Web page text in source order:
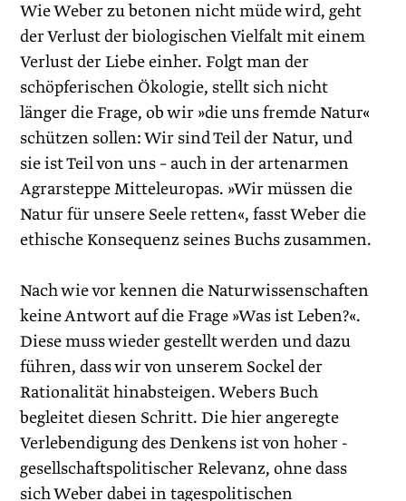
Wie Weber zu betonen nicht müde wird, geht
der Verlust der biologischen Vielfalt mit einem
Verlust der Liebe einher. Folgt man der
schöpferischen Ökologie, stellt sich nicht
länger die Frage, ob wir »die uns fremde Natur«
schützen sollen: Wir sind Teil der Natur, und
sie ist Teil von uns – auch in der artenarmen
Agrarsteppe Mitteleuropas. »Wir müssen die
Natur für unsere Seele retten«, fasst Weber die
ethische Konsequenz seines Buchs zusammen.
Nach wie vor kennen die Naturwissenschaften
keine Antwort auf die Frage »Was ist Leben?«.
Diese muss wieder gestellt werden und dazu
führen, dass wir von unserem Sockel der
Rationalität hinabsteigen. Webers Buch
begleitet diesen Schritt. Die hier angeregte
Verlebendigung des Denkens ist von hoher ­
gesellschaftspolitischer Relevanz, ohne dass
sich ­Weber dabei in tagespolitischen